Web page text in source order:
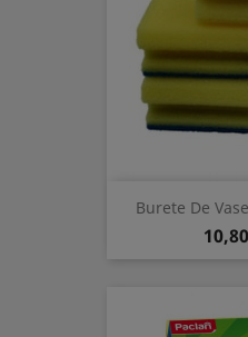
Burete De
Pret